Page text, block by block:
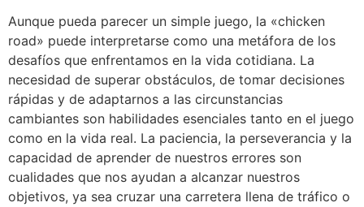
Aunque pueda parecer un simple juego, la «chicken
road» puede interpretarse como una metáfora de los
desafíos que enfrentamos en la vida cotidiana. La
necesidad de superar obstáculos, de tomar decisiones
rápidas y de adaptarnos a las circunstancias
cambiantes son habilidades esenciales tanto en el juego
como en la vida real. La paciencia, la perseverancia y la
capacidad de aprender de nuestros errores son
cualidades que nos ayudan a alcanzar nuestros
objetivos, ya sea cruzar una carretera llena de tráfico o